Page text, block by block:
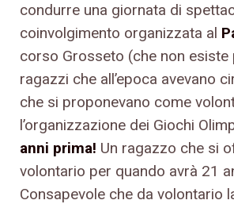
condurre una giornata di
coinvolgimento organizzata al
corso Grosseto (che non esiste
ragazzi che all’epoca avevano
che si proponevano come
l’organizzazione dei Giochi
anni prima! Un ragazzo che si
volontario per quando avrà 21
Consapevole che da volontario